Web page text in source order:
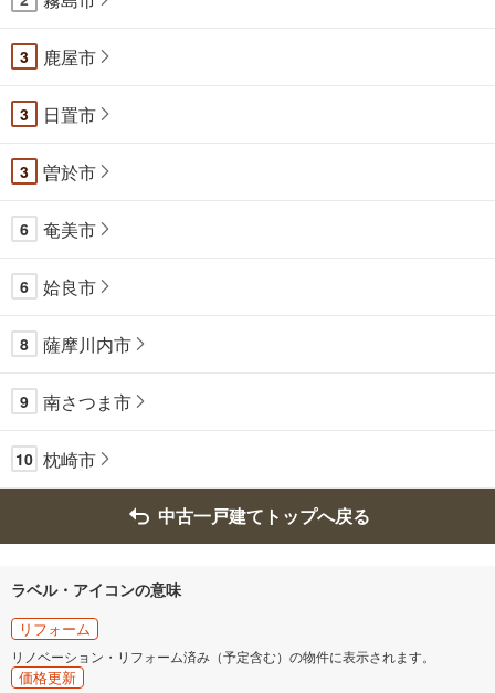
3 鹿屋市
3 日置市
3 曽於市
6 奄美市
6 姶良市
8 薩摩川内市
9 南さつま市
10 枕崎市
中古一戸建てトップへ戻る
ラベル・アイコンの意味
リフォーム
リノベーション・リフォーム済み（予定含む）の物件に表示されます。
価格更新